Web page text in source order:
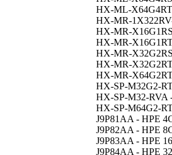
HX-ML-
HX-MR-
HX-MR-
HX-MR-
HX-MR-
HX-MR-
HX-MR-
HX-SP-M32G2-
HX-SP-M32-RVA
HX-SP-M64G2-
J9P81AA - HPE
J9P82AA - HPE
J9P83AA - HPE
J9P84AA - HPE